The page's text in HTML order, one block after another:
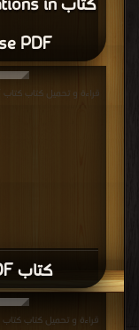
PDF
كتاب Non-Linear Optics PDF
قراءة و تحميل كتاب كتاب Non-Linear Optics PDF مجانا | مكتبة >
قراءة و تحميل كتاب كتاب Problemas da Física Moderna PDF مجانا | مكتبة >